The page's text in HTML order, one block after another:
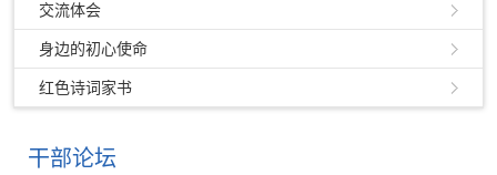
交流体会
身边的初心使命
红色诗词家书
干部论坛